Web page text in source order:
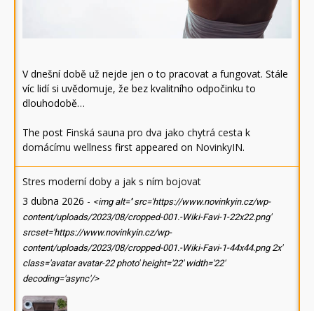
V dnešní době už nejde jen o to pracovat a fungovat. Stále
víc lidí si uvědomuje, že bez kvalitního odpočinku to
dlouhodobě…
The post Finská sauna pro dva jako chytrá cesta k
domácímu wellness first appeared on NovinkyIN.
Stres moderní doby a jak s ním bojovat
3 dubna 2026 - <img alt='' src='https://www.novinkyin.cz/wp-
content/uploads/2023/08/cropped-001.-Wiki-Favi-1-22x22.png'
srcset='https://www.novinkyin.cz/wp-
content/uploads/2023/08/cropped-001.-Wiki-Favi-1-44x44.png 2x'
class='avatar avatar-22 photo' height='22' width='22'
decoding='async'/>